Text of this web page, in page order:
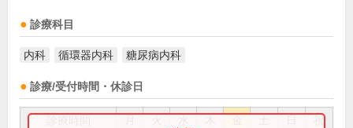
診療科目
内科 循環器内科 糖尿病内科
診療/受付時間・休診日
祝